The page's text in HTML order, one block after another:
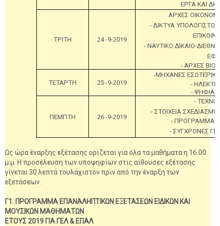
ΕΡΓΑ ΚΑΙ
ΤΡΙΤΗ 24 -9-2019
ΑΡΧΕΣ
- ΔΙΚΤΥΑ
- ΝΑΥΤΙΚΟ ΔΙΚΑΙΟ-
- ΑΡΧΕΣ
ΤΕΤΑΡΤΗ 25 -9-2019
-ΜΗΧΑΝΕΣ
-
-
ΠΕΜΠΤΗ 26 -9-2019
-
- ΣΤΟΙΧΕΙΑ
-
- ΣΥΓΧΡΟΝΕΣ
Ως ώρα έναρξης εξέτασης ορίζεται για όλα τα μαθήματα η 16.00
μ.μ. Η προσέλευση των υποψηφίων στις αίθουσες εξέτασης
γίνεται 30 λεπτά τουλάχιστον πριν από την έναρξη των
εξετάσεων.
Γ1. ΠΡΟΓΡΑΜΜΑ ΕΠΑΝΑΛΗΠΤΙΚΩΝ ΕΞΕΤΑΣΕΩΝ ΕΙΔΙΚΩΝ ΚΑΙ
ΜΟΥΣΙΚΩΝ ΜΑΘΗΜΑΤΩΝ
ΕΤΟΥΣ 2019 ΓΙΑ ΓΕΛ & ΕΠΑΛ